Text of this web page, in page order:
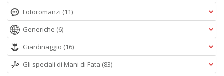
Fotoromanzi (11)
Generiche (6)
Giardinaggio (16)
Gli speciali di Mani di Fata (83)